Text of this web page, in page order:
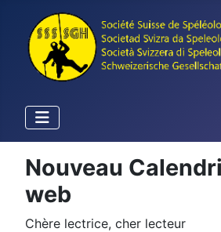
Nouveau
web
Chère lectrice, cher lecteur